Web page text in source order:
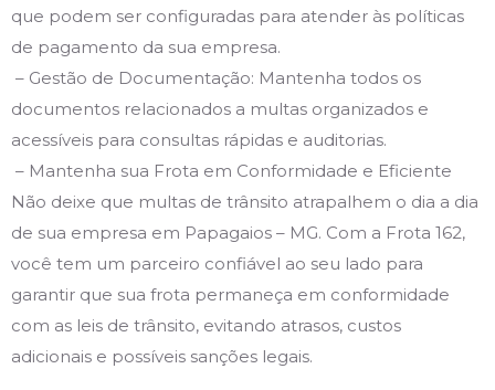
que podem ser configuradas para atender às políticas
de pagamento da sua empresa.
– Gestão de Documentação: Mantenha todos os
documentos relacionados a multas organizados e
acessíveis para consultas rápidas e auditorias.
– Mantenha sua Frota em Conformidade e Eficiente
Não deixe que multas de trânsito atrapalhem o dia a dia
de sua empresa em Papagaios – MG. Com a Frota 162,
você tem um parceiro confiável ao seu lado para
garantir que sua frota permaneça em conformidade
com as leis de trânsito, evitando atrasos, custos
adicionais e possíveis sanções legais.